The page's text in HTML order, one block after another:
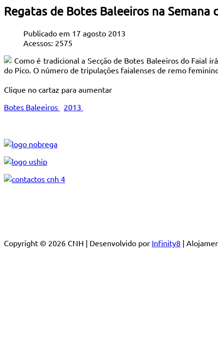
Regatas de Botes Baleeiros na Semana
Publicado em 17 agosto 2013
Acessos: 2575
Como é tradicional a Secção de Botes Baleeiros do Faial
do Pico. O número de tripulações faialenses de remo
Clique no cartaz para aumentar
Botes Baleeiros
2013
Copyright © 2026 CNH | Desenvolvido por Infinity8 |